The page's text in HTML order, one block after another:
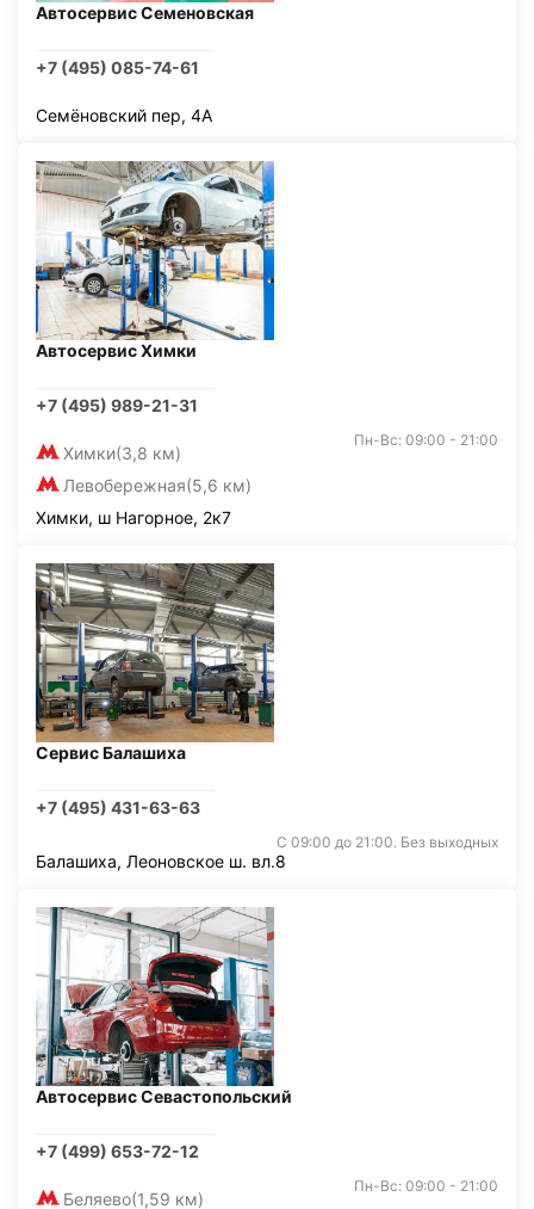
Автосервис Семеновская
+7 (495) 085-74-61
Семёновский пер, 4А
Автосервис Химки
+7 (495) 989-21-31
Химки(3,8 км)
Левобережная(5,6 км)
Пн-Вс: 09:00 - 21:00
Химки, ш Нагорное, 2к7
Сервис Балашиха
+7 (495) 431-63-63
С 09:00 до 21:00. Без выходных
Балашиха, Леоновское ш. вл.8
Автосервис Севастопольский
+7 (499) 653-72-12
Беляево(1,59 км)
Пн-Вс: 09:00 - 21:00